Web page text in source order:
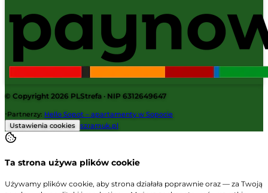
© Copyright 2026 PLStrefa · NIP 6312649647
·Partnerzy: Hello Sopot – apartamenty w Sopocie
Ustawienia cookies szramuk.pl
Ta strona używa plików cookie
Używamy plików cookie, aby strona działała poprawnie oraz — za Twoją